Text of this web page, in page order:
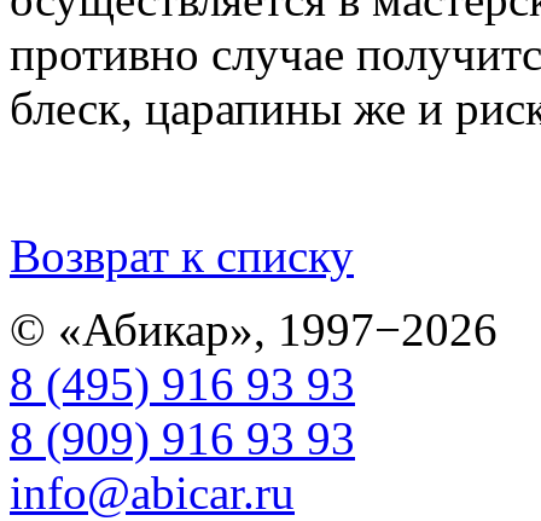
противно случае
блеск, царапины же и
Возврат к списку
© «Абикар», 1997−2026
8 (495) 916 93 93
8 (909) 916 93 93
info@abicar.ru